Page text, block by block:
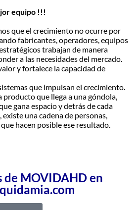
equipo !!!
que el crecimiento no ocurre por
fabricantes, operadores, equipos
trabajan de manera
a las necesidades del mercado.
y fortalece la capacidad de
que impulsan el crecimiento.
producto que llega a una góndola,
gana espacio y detrás de cada
una cadena de personas,
hacen posible ese resultado.
de MOVIDAHD en